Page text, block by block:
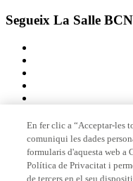
Segueix La Salle BCN
Membre de
En fer clic a “Acceptar-les
comuniqui les dades
formularis d'aquesta web a
Política de Privacitat i
de tercers en el seu